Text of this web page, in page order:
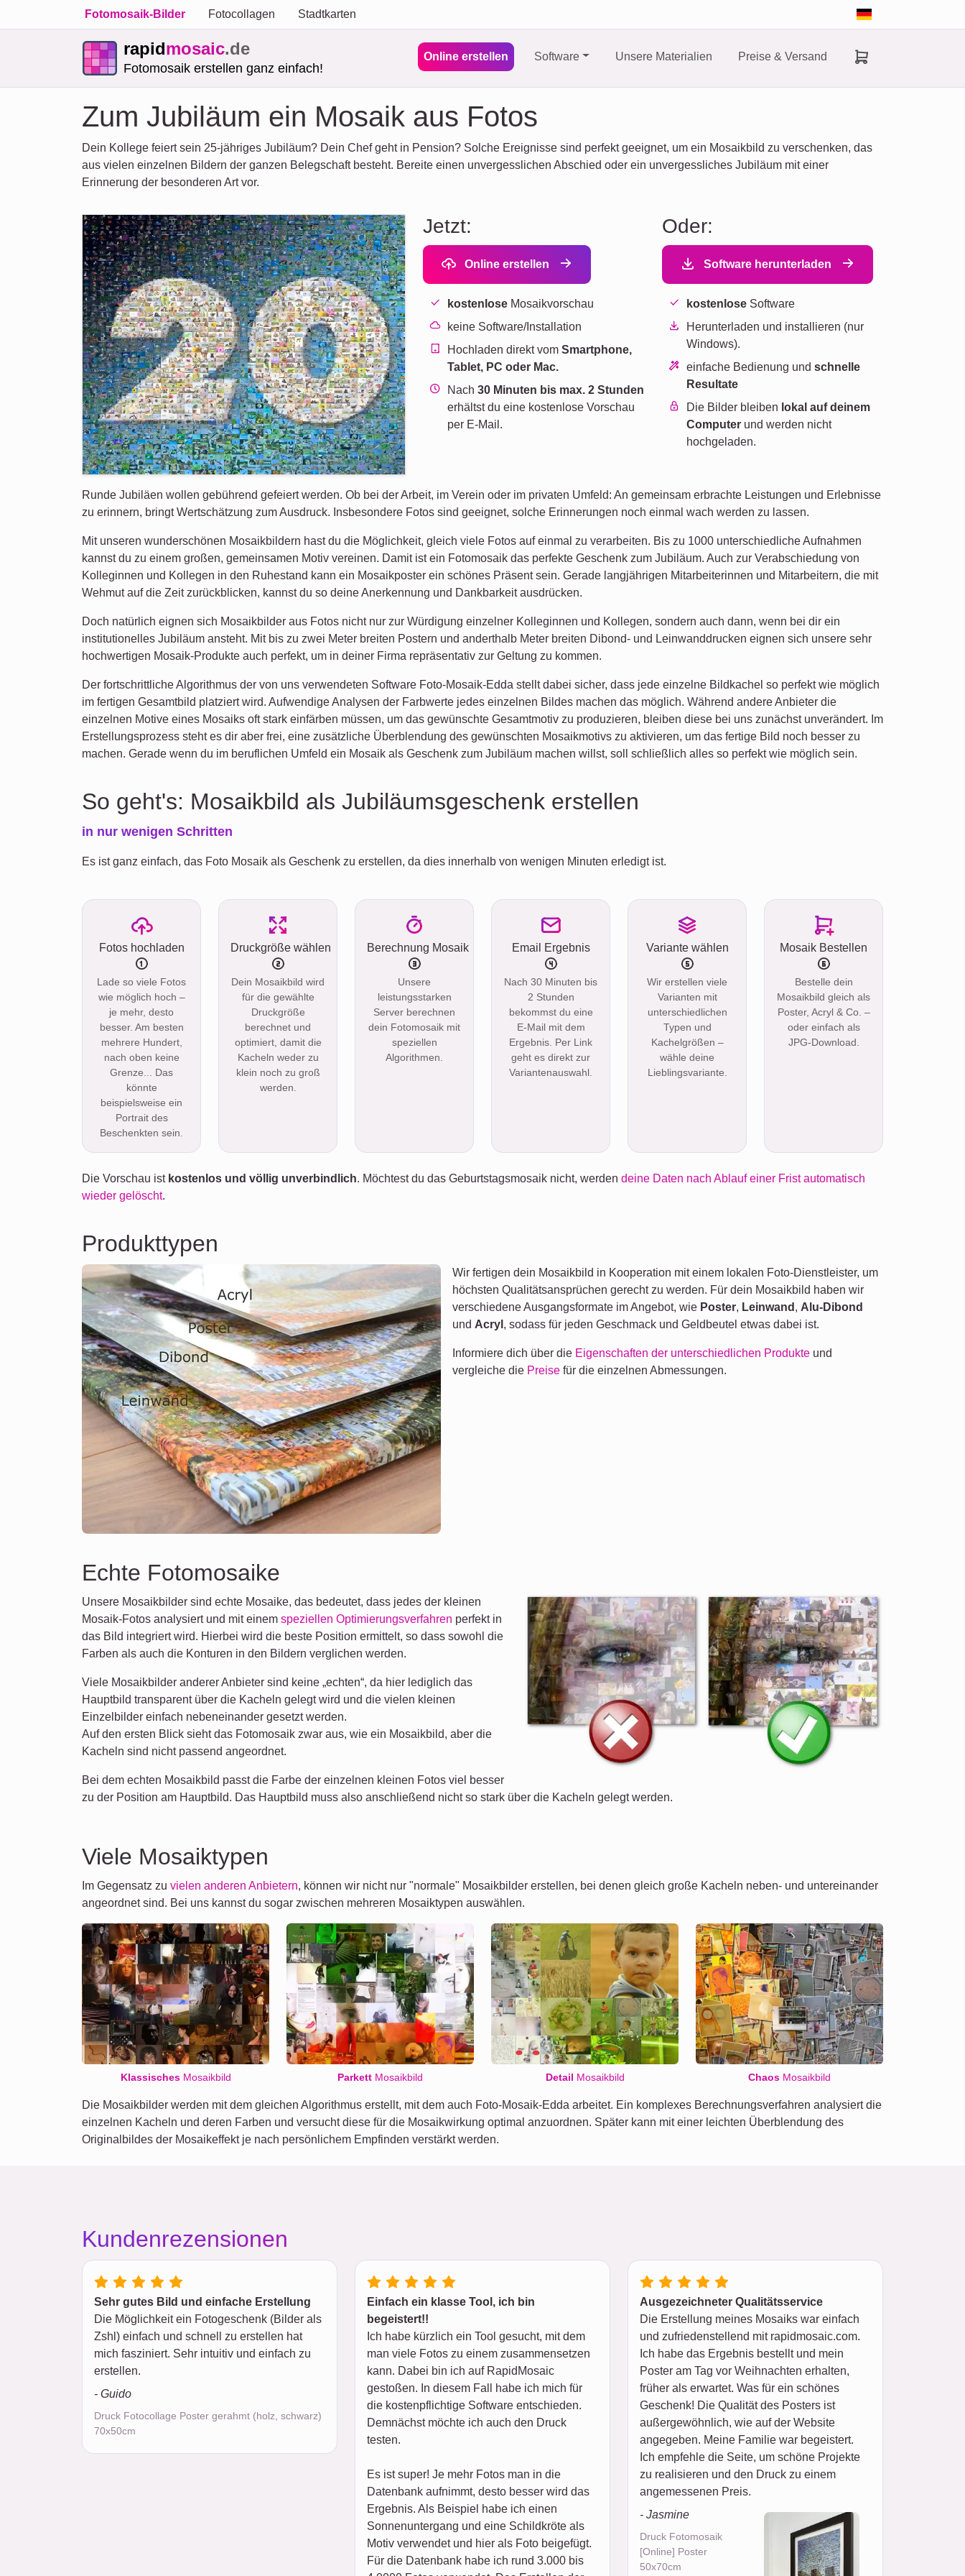
Fotomosaik-Bilder Fotocollagen Stadtkarten
rapidmosaic.de
Fotomosaik erstellen ganz einfach!
Online erstellen Software Unsere Materialien Preise & Versand
Zum Jubiläum ein Mosaik aus Fotos
Dein Kollege feiert sein 25-jähriges Jubiläum? Dein Chef geht in Pension? Solche Ereignisse sind perfekt geeignet, um ein Mosaikbild zu verschenken, das
aus vielen einzelnen Bildern der ganzen Belegschaft besteht. Bereite einen unvergesslichen Abschied oder ein unvergessliches Jubiläum mit einer
Erinnerung der besonderen Art vor.
Jetzt:
Online erstellen
kostenlose Mosaikvorschau
keine Software/Installation
Hochladen direkt vomSmartphone,
Tablet, PC oder Mac.
Nach30 Minuten bis max. 2 Stunden
erhältst du eine kostenlose Vorschau
per E-Mail.
Oder:
Software herunterladen
kostenloseSoftware
Herunterladen und installieren (nur
Windows).
einfache Bedienung und schnelle
Resultate
Die Bilder bleiben lokal auf deinem
Computerund werden nicht
hochgeladen.
Runde Jubiläen wollen gebührend gefeiert werden. Ob bei der Arbeit, im Verein oder im privaten Umfeld: An gemeinsam erbrachte Leistungen und Erlebnisse
zu erinnern, bringt Wertschätzung zum Ausdruck. Insbesondere Fotos sind geeignet, solche Erinnerungen noch einmal wach werden zu lassen.
Mit unseren wunderschönen Mosaikbildern hast du die Möglichkeit, gleich viele Fotos auf einmal zu verarbeiten. Bis zu 1000 unterschiedliche Aufnahmen
kannst du zu einem großen, gemeinsamen Motiv vereinen. Damit ist ein Fotomosaik das perfekte Geschenk zum Jubiläum. Auch zur Verabschiedung von
Kolleginnen und Kollegen in den Ruhestand kann ein Mosaikposter ein schönes Präsent sein. Gerade langjährigen Mitarbeiterinnen und Mitarbeitern, die mit
Wehmut auf die Zeit zurückblicken, kannst du so deine Anerkennung und Dankbarkeit ausdrücken.
Doch natürlich eignen sich Mosaikbilder aus Fotos nicht nur zur Würdigung einzelner Kolleginnen und Kollegen, sondern auch dann, wenn bei dir ein
institutionelles Jubiläum ansteht. Mit bis zu zwei Meter breiten Postern und anderthalb Meter breiten Dibond- und Leinwanddrucken eignen sich unsere sehr
hochwertigen Mosaik-Produkte auch perfekt, um in deiner Firma repräsentativ zur Geltung zu kommen.
Der fortschrittliche Algorithmus der von uns verwendeten Software Foto-Mosaik-Edda stellt dabei sicher, dass jede einzelne Bildkachel so perfekt wie möglich
im fertigen Gesamtbild platziert wird. Aufwendige Analysen der Farbwerte jedes einzelnen Bildes machen das möglich. Während andere Anbieter die
einzelnen Motive eines Mosaiks oft stark einfärben müssen, um das gewünschte Gesamtmotiv zu produzieren, bleiben diese bei uns zunächst unverändert. Im
Erstellungsprozess steht es dir aber frei, eine zusätzliche Überblendung des gewünschten Mosaikmotivs zu aktivieren, um das fertige Bild noch besser zu
machen. Gerade wenn du im beruflichen Umfeld ein Mosaik als Geschenk zum Jubiläum machen willst, soll schließlich alles so perfekt wie möglich sein.
So geht's: Mosaikbild als Jubiläumsgeschenk erstellen
in nur wenigen Schritten
Es ist ganz einfach, das Foto Mosaik als Geschenk zu erstellen, da dies innerhalb von wenigen Minuten erledigt ist.
Fotos hochladen
Lade so viele Fotos
wie möglich hoch –
je mehr, desto
besser. Am besten
mehrere Hundert,
nach oben keine
Grenze... Das
könnte
beispielsweise ein
Portrait des
Beschenkten sein.
Druckgröße wählen
Dein Mosaikbild wird
für die gewählte
Druckgröße
berechnet und
optimiert, damit die
Kacheln weder zu
klein noch zu groß
werden.
Berechnung Mosaik
Unsere
leistungsstarken
Server berechnen
dein Fotomosaik mit
speziellen
Algorithmen.
Email Ergebnis
Nach 30 Minuten bis
2 Stunden
bekommst du eine
E-Mail mit dem
Ergebnis. Per Link
geht es direkt zur
Variantenauswahl.
Variante wählen
Wir erstellen viele
Varianten mit
unterschiedlichen
Typen und
Kachelgrößen –
wähle deine
Lieblingsvariante.
Mosaik Bestellen
Bestelle dein
Mosaikbild gleich als
Poster, Acryl & Co. –
oder einfach als
JPG-Download.
Die Vorschau ist kostenlos und völlig unverbindlich. Möchtest du das Geburtstagsmosaik nicht, werden deine Daten nach Ablauf einer Frist automatisch
wieder gelöscht.
Produkttypen
Wir fertigen dein Mosaikbild in Kooperation mit einem lokalen Foto-Dienstleister, um
höchsten Qualitätsansprüchen gerecht zu werden. Für dein Mosaikbild haben wir
verschiedene Ausgangsformate im Angebot, wie Poster, Leinwand , Alu-Dibond
und Acryl , sodass für jeden Geschmack und Geldbeutel etwas dabei ist.
Informiere dich über die Eigenschaften der unterschiedlichen Produkte und
vergleiche die Preise für die einzelnen Abmessungen.
Echte Fotomosaike
Unsere Mosaikbilder sind echte Mosaike, das bedeutet, dass jedes der kleinen
Mosaik-Fotos analysiert und mit einem speziellen Optimierungsverfahren perfekt in
das Bild integriert wird. Hierbei wird die beste Position ermittelt, so dass sowohl die
Farben als auch die Konturen in den Bildern verglichen werden.
Viele Mosaikbilder anderer Anbieter sind keine „echten“, da hier lediglich das
Hauptbild transparent über die Kacheln gelegt wird und die vielen kleinen
Einzelbilder einfach nebeneinander gesetzt werden.
Auf den ersten Blick sieht das Fotomosaik zwar aus, wie ein Mosaikbild, aber die
Kacheln sind nicht passend angeordnet.
Bei dem echten Mosaikbild passt die Farbe der einzelnen kleinen Fotos viel besser
zu der Position am Hauptbild. Das Hauptbild muss also anschließend nicht so stark über die Kacheln gelegt werden.
Viele Mosaiktypen
Im Gegensatz zu vielen anderen Anbietern, können wir nicht nur "normale" Mosaikbilder erstellen, bei denen gleich große Kacheln neben- und untereinander
angeordnet sind. Bei uns kannst du sogar zwischen mehreren Mosaiktypen auswählen.
KlassischesMosaikbild Parkett Mosaikbild Detail Mosaikbild Chaos Mosaikbild
Die Mosaikbilder werden mit dem gleichen Algorithmus erstellt, mit dem auch Foto-Mosaik-Edda arbeitet. Ein komplexes Berechnungsverfahren analysiert die
einzelnen Kacheln und deren Farben und versucht diese für die Mosaikwirkung optimal anzuordnen. Später kann mit einer leichten Überblendung des
Originalbildes der Mosaikeffekt je nach persönlichem Empfinden verstärkt werden.
Kundenrezensionen
Sehr gutes Bild und einfache Erstellung
Die Möglichkeit ein Fotogeschenk (Bilder als
Zshl) einfach und schnell zu erstellen hat
mich fasziniert. Sehr intuitiv und einfach zu
erstellen.
- Guido
Druck Fotocollage Poster gerahmt (holz, schwarz)
70x50cm
Einfach ein klasse Tool, ich bin
begeistert!!
Ich habe kürzlich ein Tool gesucht, mit dem
man viele Fotos zu einem zusammensetzen
kann. Dabei bin ich auf RapidMosaic
gestoßen. In diesem Fall habe ich mich für
die kostenpflichtige Software entschieden.
Demnächst möchte ich auch den Druck
testen.
Es ist super! Je mehr Fotos man in die
Datenbank aufnimmt, desto besser wird das
Ergebnis. Als Beispiel habe ich einen
Sonnenuntergang und eine Schildkröte als
Motiv verwendet und hier als Foto beigefügt.
Für die Datenbank habe ich rund 3.000 bis
Ausgezeichneter Qualitätsservice
Die Erstellung meines Mosaiks war einfach
und zufriedenstellend mit rapidmosaic.com.
Ich habe das Ergebnis bestellt und mein
Poster am Tag vor Weihnachten erhalten,
früher als erwartet. Was für ein schönes
Geschenk! Die Qualität des Posters ist
außergewöhnlich, wie auf der Website
angegeben. Meine Familie war begeistert.
Ich empfehle die Seite, um schöne Projekte
zu realisieren und den Druck zu einem
angemessenen Preis.
- Jasmine
Druck Fotomosaik
[Online] Poster
50x70cm